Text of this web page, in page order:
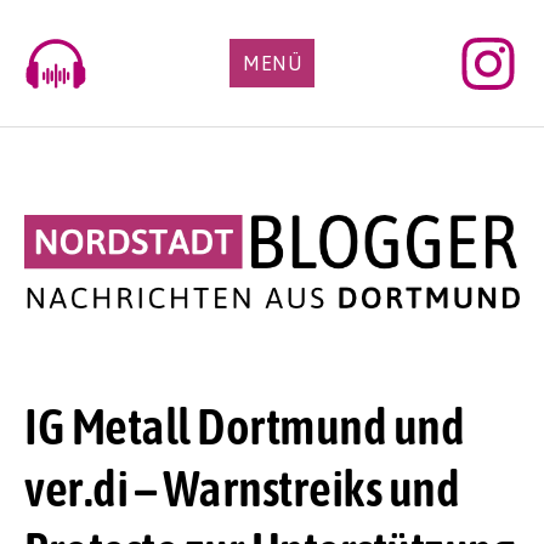
content
MENÜ
IG Metall Dortmund und
ver.di – Warnstreiks und